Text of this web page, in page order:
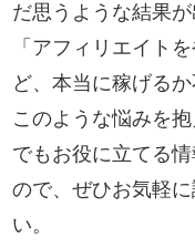
だ思うような結果が
「アフィリエイト
ど、本当に稼げるか
このような悩みを
でもお役に立てる
ので、ぜひお気軽
い。